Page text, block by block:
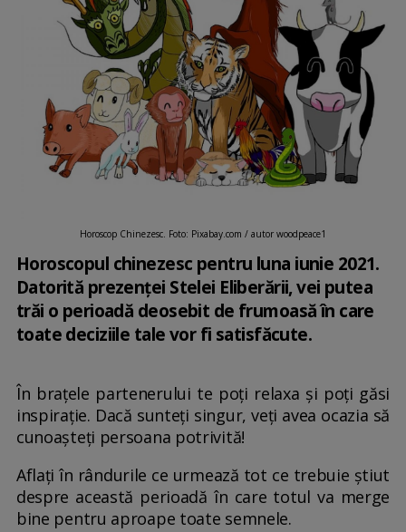
Horoscop Chinezesc. Foto: Pixabay.com / autor woodpeace1
Horoscopul chinezesc pentru luna iunie 2021.
Datorită prezenței Stelei Eliberării, vei putea
trăi o perioadă deosebit de frumoasă în care
toate deciziile tale vor fi satisfăcute.
În brațele partenerului te poți relaxa și poți găsi
inspirație. Dacă sunteți singur, veți avea ocazia să
cunoașteți persoana potrivită!
Aflați în rândurile ce urmează tot ce trebuie știut
despre această perioadă în care totul va merge
bine pentru aproape toate semnele.